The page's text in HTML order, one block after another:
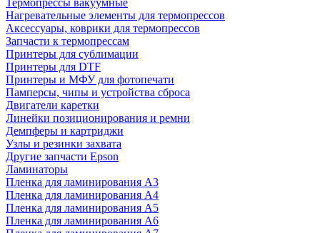
Термопрессы вакуумные
Нагревательные элементы для термопрессов
Аксессуары, коврики для термопрессов
Запчасти к термопрессам
Принтеры для сублимации
Принтеры для DTF
Принтеры и МФУ для фотопечати
Памперсы, чипы и устройства сброса
Двигатели каретки
Линейки позиционирования и ремни
Демпферы и картриджи
Узлы и резинки захвата
Другие запчасти Epson
Ламинаторы
Пленка для ламинирования А3
Пленка для ламинирования А4
Пленка для ламинирования А5
Пленка для ламинирования А6